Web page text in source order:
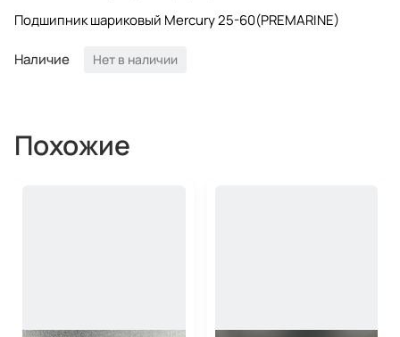
Подшипник шариковый Mercury 25-60(PREMARINE)
Наличие Нет в наличии
Похожие